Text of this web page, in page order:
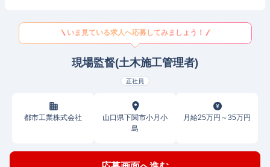
いま見ている求人へ応募してみましょう！
現場監督(土木施工管理者)
正社員
都市工業株式会社
山口県下関市小月小
島
月給25万円～35万円